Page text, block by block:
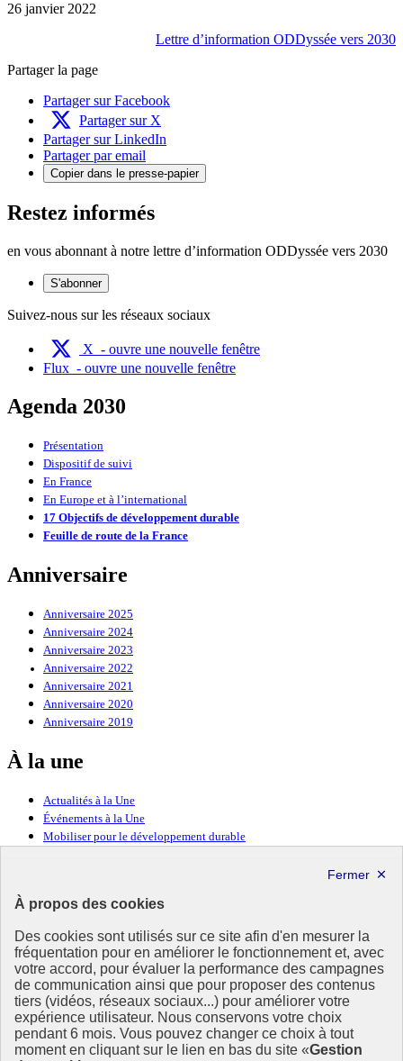
À propos des cookies
Des cookies sont utilisés sur ce site afin d'en mesurer la
fréquentation pour en améliorer le fonctionnement et, avec
votre accord, pour évaluer la performance des campagnes
de communication ainsi que pour proposer des contenus
tiers (vidéos, réseaux sociaux...) pour améliorer votre
expérience utilisateur. Nous conservons votre choix
pendant 6 mois. Vous pouvez changer ce choix à tout
moment en cliquant sur le lien en bas du site «Gestion
26 janvier 2022
Lettre d’information ODDyssée vers 2030
Partager la page
Partager sur Facebook
Partager sur X
Partager sur LinkedIn
Partager par email
Copier dans le presse-papier
Restez informés
en vous abonnant à notre lettre d’information ODDyssée vers 2030
S'abonner
Suivez-nous sur les réseaux sociaux
X - ouvre une nouvelle fenêtre
Flux - ouvre une nouvelle fenêtre
Agenda 2030
Présentation
Dispositif de suivi
En France
En Europe et à l’international
17 Objectifs de développement durable
Feuille de route de la France
Anniversaire
Anniversaire 2025
Anniversaire 2024
Anniversaire 2023
Anniversaire 2022
Anniversaire 2021
Anniversaire 2020
Anniversaire 2019
À la une
Actualités à la Une
Événements à la Une
Mobiliser pour le développement durable
Ressources
Ressources
La Méth’ODD
Gouvernement
Ce site propose l’information de référence concernant l’Agenda
2030 et la feuille de route de la France. Il valorise la mobilisation de